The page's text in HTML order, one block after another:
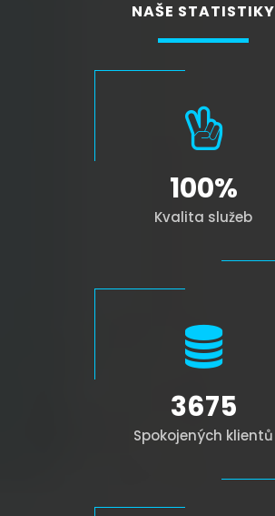
NAŠE STATISTIKY
100
Kvalita služeb
3675
Spokojených klientů